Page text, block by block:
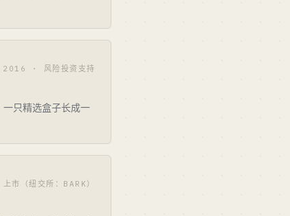
2016 · 风险投资支持
只精选盒子长成一
市（纽交所：BARK）